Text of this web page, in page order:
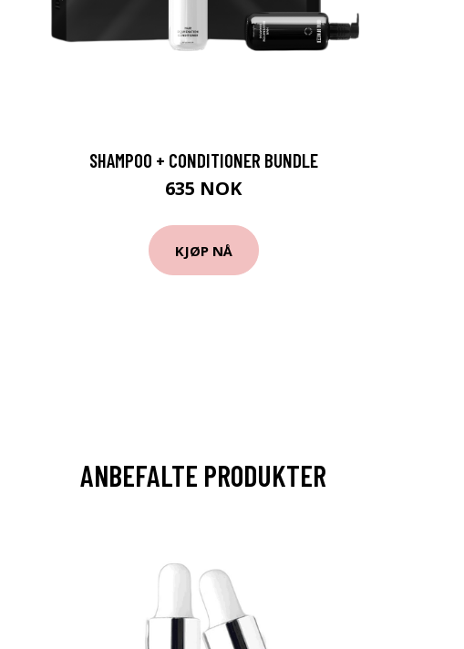
SHAMPOO + CONDITIONER BUNDLE
635 NOK
KJØP NÅ
ANBEFALTE PRODUKTER